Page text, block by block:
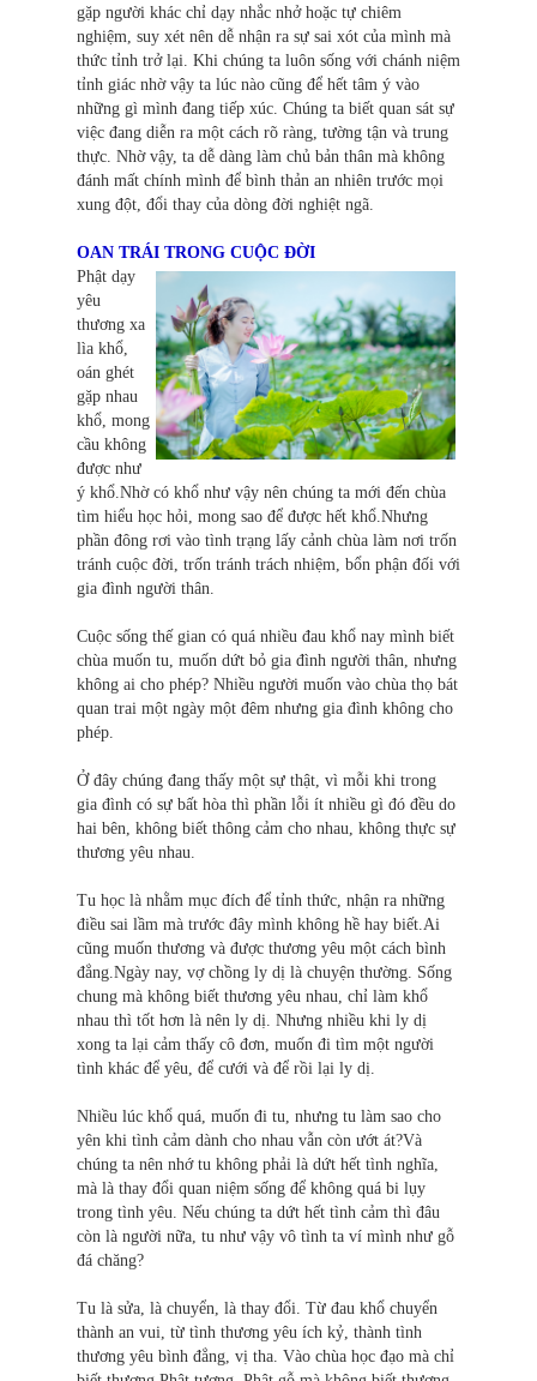
gặp người khác chỉ dạy nhắc nhở hoặc tự chiêm
nghiệm, suy xét nên dễ nhận ra sự sai xót của mình mà
thức tỉnh trở lại. Khi chúng ta luôn sống với chánh niệm
tỉnh giác nhờ vậy ta lúc nào cũng để hết tâm ý vào
những gì mình đang tiếp xúc. Chúng ta biết quan sát sự
việc đang diễn ra một cách rõ ràng, tường tận và trung
thực. Nhờ vậy, ta dễ dàng làm chủ bản thân mà không
đánh mất chính mình để bình thản an nhiên trước mọi
xung đột, đổi thay của dòng đời nghiệt ngã.
OAN TRÁI TRONG CUỘC ĐỜI
Phật dạy
yêu
thương xa
lìa khổ,
oán ghét
gặp nhau
khổ, mong
cầu không
được như
ý khổ.Nhờ có khổ như vậy nên chúng ta mới đến chùa
tìm hiểu học hỏi, mong sao để được hết khổ.Nhưng
phần đông rơi vào tình trạng lấy cảnh chùa làm nơi trốn
tránh cuộc đời, trốn tránh trách nhiệm, bổn phận đối với
gia đình người thân.
Cuộc sống thế gian có quá nhiều đau khổ nay mình biết
chùa muốn tu, muốn dứt bỏ gia đình người thân, nhưng
không ai cho phép? Nhiều người muốn vào chùa thọ bát
quan trai một ngày một đêm nhưng gia đình không cho
phép.
Ở đây chúng đang thấy một sự thật, vì mỗi khi trong
gia đình có sự bất hòa thì phần lỗi ít nhiều gì đó đều do
hai bên, không biết thông cảm cho nhau, không thực sự
thương yêu nhau.
Tu học là nhằm mục đích để tỉnh thức, nhận ra những
điều sai lầm mà trước đây mình không hề hay biết.Ai
cũng muốn thương và được thương yêu một cách bình
đẳng.Ngày nay, vợ chồng ly dị là chuyện thường. Sống
chung mà không biết thương yêu nhau, chỉ làm khổ
nhau thì tốt hơn là nên ly dị. Nhưng nhiều khi ly dị
xong ta lại cảm thấy cô đơn, muốn đi tìm một người
tình khác để yêu, để cưới và để rồi lại ly dị.
Nhiều lúc khổ quá, muốn đi tu, nhưng tu làm sao cho
yên khi tình cảm dành cho nhau vẫn còn ướt át?Và
chúng ta nên nhớ tu không phải là dứt hết tình nghĩa,
mà là thay đổi quan niệm sống để không quá bi lụy
trong tình yêu. Nếu chúng ta dứt hết tình cảm thì đâu
còn là người nữa, tu như vậy vô tình ta ví mình như gỗ
đá chăng?
Tu là sửa, là chuyển, là thay đổi. Từ đau khổ chuyển
thành an vui, từ tình thương yêu ích kỷ, thành tình
thương yêu bình đẳng, vị tha. Vào chùa học đạo mà chỉ